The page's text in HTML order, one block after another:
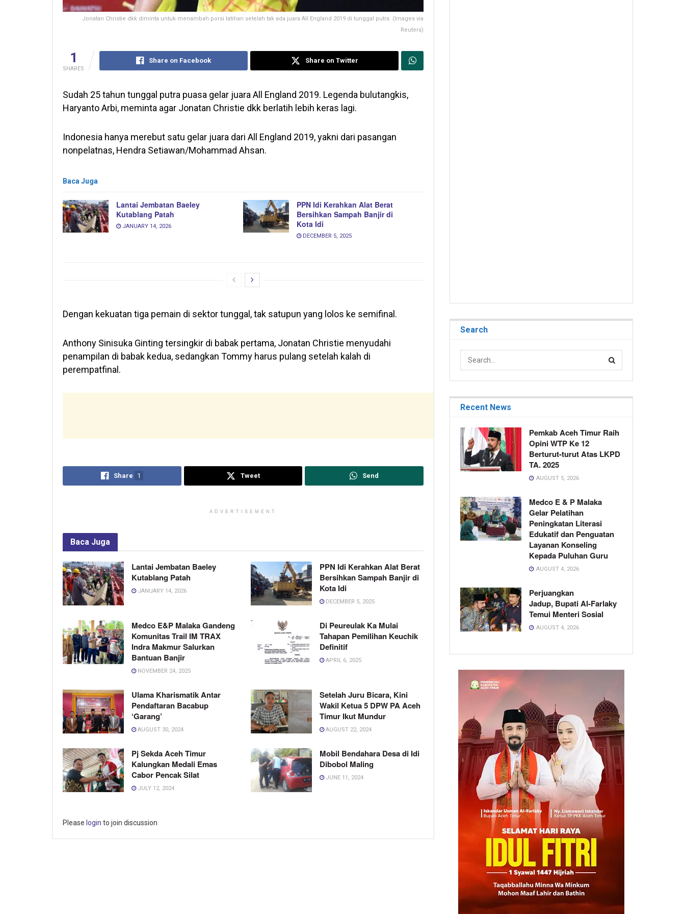
Jonatan Christie dkk diminta untuk menambah porsi latihan setelah tak ada juara All England 2019 di tunggal putra. (Images via
Reuters)
1
SHARES
Share on Facebook Share on Twitter
Sudah 25 tahun tunggal putra puasa gelar juara All England 2019. Legenda bulutangkis,
Haryanto Arbi, meminta agar Jonatan Christie dkk berlatih lebih keras lagi.
Indonesia hanya merebut satu gelar juara dari All England 2019, yakni dari pasangan
nonpelatnas, Hendra Setiawan/Mohammad Ahsan.
Baca Juga
Lantai Jembatan Baeley
Kutablang Patah
JANUARY 14, 2026
PPN Idi Kerahkan Alat Berat
Bersihkan Sampah Banjir di
Kota Idi
DECEMBER 5, 2025
Dengan kekuatan tiga pemain di sektor tunggal, tak satupun yang lolos ke semifinal.
Anthony Sinisuka Ginting tersingkir di babak pertama, Jonatan Christie menyudahi
penampilan di babak kedua, sedangkan Tommy harus pulang setelah kalah di
perempatfinal.
Share 1 Tweet Send
ADVERTISEMENT
Baca Juga
Lantai Jembatan Baeley
Kutablang Patah
JANUARY 14, 2026
PPN Idi Kerahkan Alat Berat
Bersihkan Sampah Banjir di
Kota Idi
DECEMBER 5, 2025
Medco E&P Malaka Gandeng
Komunitas Trail IM TRAX
Indra Makmur Salurkan
Bantuan Banjir
NOVEMBER 24, 2025
Di Peureulak Ka Mulai
Tahapan Pemilihan Keuchik
Definitif
APRIL 6, 2025
Ulama Kharismatik Antar
Pendaftaran Bacabup
‘Garang’
AUGUST 30, 2024
Setelah Juru Bicara, Kini
Wakil Ketua 5 DPW PA Aceh
Timur Ikut Mundur
AUGUST 22, 2024
Pj Sekda Aceh Timur
Kalungkan Medali Emas
Cabor Pencak Silat
JULY 12, 2024
Mobil Bendahara Desa di Idi
Dibobol Maling
JUNE 11, 2024
Please login to join discussion
Search
Recent News
Pemkab Aceh Timur Raih
Opini WTP Ke 12
Berturut-turut Atas LKPD
TA. 2025
AUGUST 5, 2026
Medco E & P Malaka
Gelar Pelatihan
Peningkatan Literasi
Edukatif dan Penguatan
Layanan Konseling
Kepada Puluhan Guru
AUGUST 4, 2026
Perjuangkan
Jadup, Bupati Al-Farlaky
Temui Menteri Sosial
AUGUST 4, 2026